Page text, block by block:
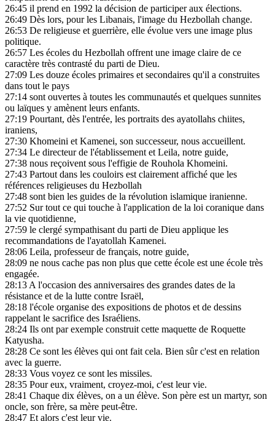
26:45 il prend en 1992 la décision de participer aux élections.
26:49 Dès lors, pour les Libanais, l'image du Hezbollah change.
26:53 De religieuse et guerrière, elle évolue vers une image plus
politique.
26:57 Les écoles du Hezbollah offrent une image claire de ce
caractère très contrasté du parti de Dieu.
27:09 Les douze écoles primaires et secondaires qu'il a construites
dans tout le pays
27:14 sont ouvertes à toutes les communautés et quelques sunnites
ou laïques y amènent leurs enfants.
27:19 Pourtant, dès l'entrée, les portraits des ayatollahs chiites,
iraniens,
27:30 Khomeini et Kamenei, son successeur, nous accueillent.
27:34 Le directeur de l'établissement et Leila, notre guide,
27:38 nous reçoivent sous l'effigie de Rouhola Khomeini.
27:43 Partout dans les couloirs est clairement affiché que les
références religieuses du Hezbollah
27:48 sont bien les guides de la révolution islamique iranienne.
27:52 Sur tout ce qui touche à l'application de la loi coranique dans
la vie quotidienne,
27:59 le clergé sympathisant du parti de Dieu applique les
recommandations de l'ayatollah Kamenei.
28:06 Leila, professeur de français, notre guide,
28:09 ne nous cache pas non plus que cette école est une école très
engagée.
28:13A l'occasion des anniversaires des grandes dates de la
résistance et de la lutte contre Israël,
28:18 l'école organise des expositions de photos et de dessins
rappelant le sacrifice des Israéliens.
28:24 Ils ont par exemple construit cette maquette de Roquette
Katyusha.
28:28 Ce sont les élèves qui ont fait cela. Bien sûr c'est en relation
avec la guerre.
28:33 Vous voyez ce sont les missiles.
28:35 Pour eux, vraiment, croyez-moi, c'est leur vie.
28:41 Chaque dix élèves, on a un élève. Son père est un martyr, son
oncle, son frère, sa mère peut-être.
28:47 Et alors c'est leur vie.